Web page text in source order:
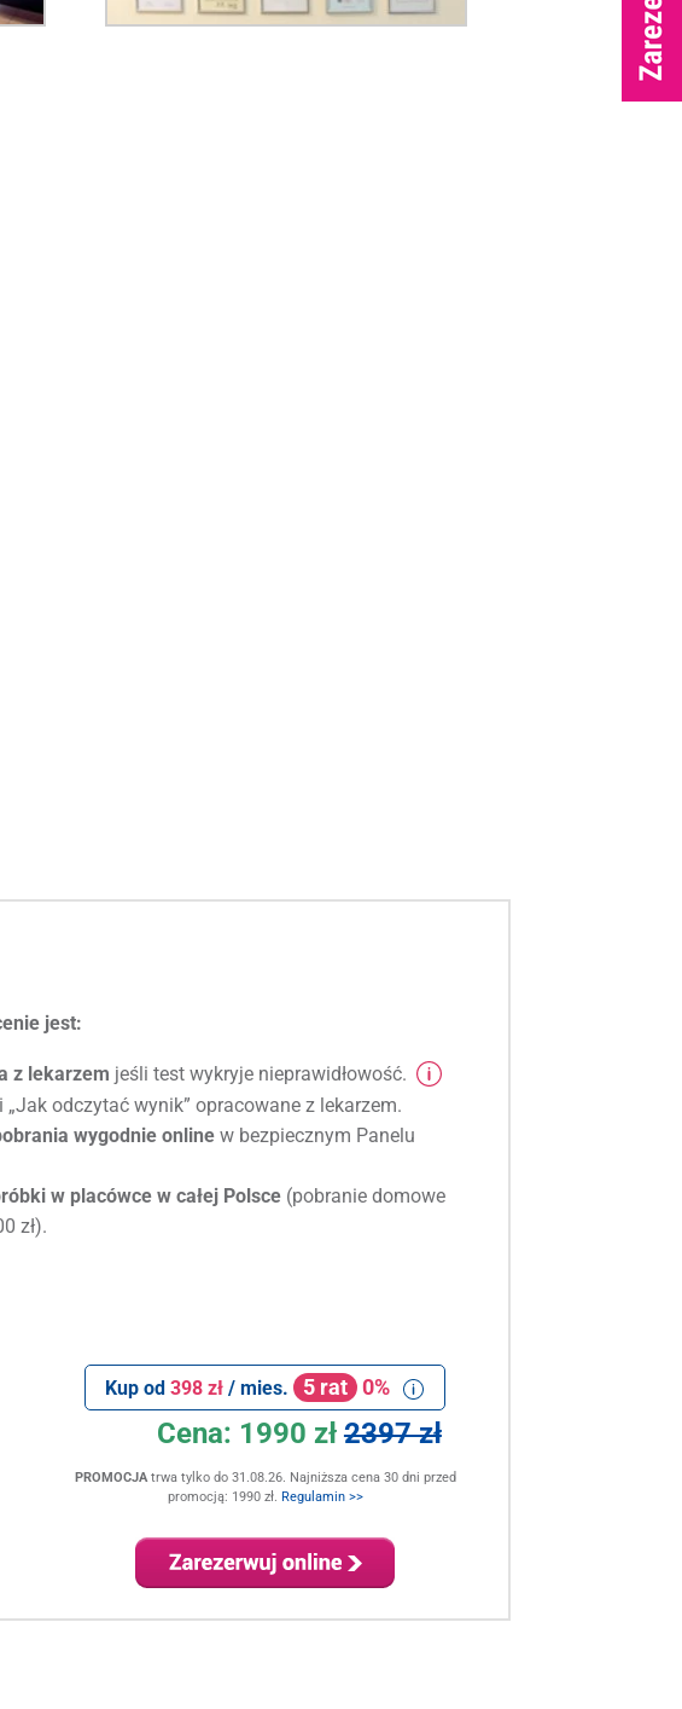
jest:
z lekarzem jeśli test wykryje nieprawidłowość.
„Jak odczytać wynik” opracowane z lekarzem.
wygodnie online w bezpiecznym Panelu
w placówce w całej Polsce (pobranie domowe
zł).
Kup od398 zł / mies. 5 rat 0%
Cena: 1990 zł 2397 zł
PROMOCJAtrwa tylko do 31.08.26. Najniższa cena 30 dni przed
promocją: 1990 zł. Regulamin >>